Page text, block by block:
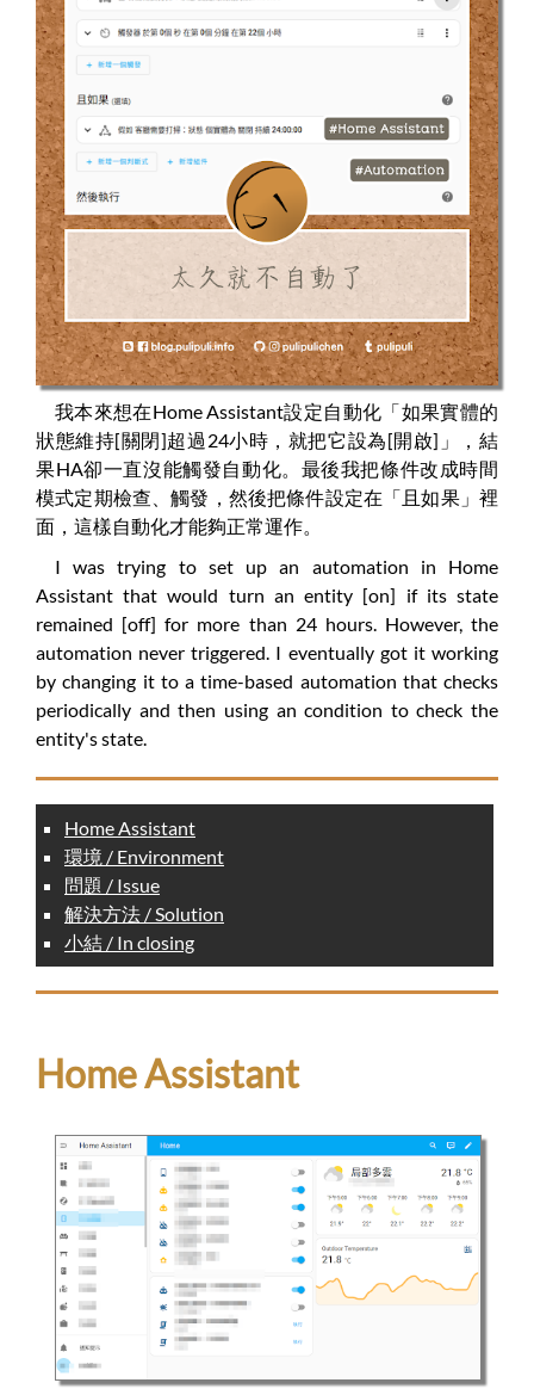
我本來想在Home Assistant設定自動化「如果實體的
狀態維持[關閉]超過24小時，就把它設為[開啟]」，結
果HA卻一直沒能觸發自動化。最後我把條件改成時間
模式定期檢查、觸發，然後把條件設定在「且如果」裡
面，這樣自動化才能夠正常運作。
I was trying to set up an automation in Home
Assistant that would turn an entity [on] if its state
remained [off] for more than 24 hours. However, the
automation never triggered. I eventually got it working
by changing it to a time-based automation that checks
periodically and then using an condition to check the
entity's state.
Home Assistant
環境 / Environment
問題 / Issue
解決方法 / Solution
小結 / In closing
Home Assistant